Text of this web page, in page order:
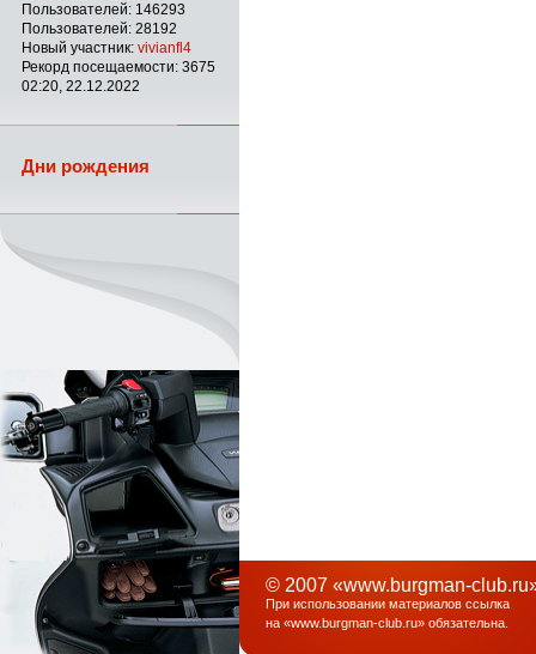
Пользователей: 146293
Пользователей: 28192
Новый участник: vivianfl4
Рекорд посещаемости: 3675
02:20, 22.12.2022
Дни рождения
© 2007 «www.burgman-
При использовании материалов ссылка
на «www.burgman-club.ru» обязательна